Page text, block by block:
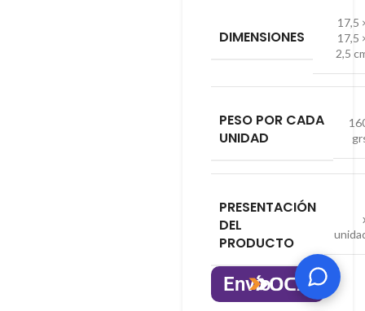
DIMENSIONES
17,5
17,5
2,5
PESO POR CADA
UNIDAD
PRESENTACIÓN
DEL
PRODUCTO
Envío